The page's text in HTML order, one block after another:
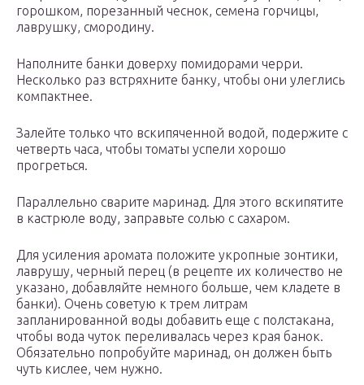
горошком, порезанный чеснок, семена горчицы,
лаврушку, смородину.
Наполните банки доверху помидорами черри.
Несколько раз встряхните банку, чтобы они улеглись
компактнее.
Залейте только что вскипяченной водой, подержите с
четверть часа, чтобы томаты успели хорошо
прогреться.
Параллельно сварите маринад. Для этого вскипятите
в кастрюле воду, заправьте солью с сахаром.
Для усиления аромата положите укропные зонтики,
лаврушу, черный перец (в рецепте их количество не
указано, добавляйте немного больше, чем кладете в
банки). Очень советую к трем литрам
запланированной воды добавить еще с полстакана,
чтобы вода чуток переливалась через края банок.
Обязательно попробуйте маринад, он должен быть
чуть кислее, чем нужно.